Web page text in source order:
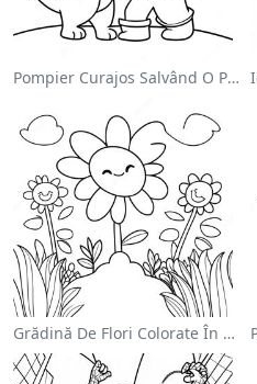
Pompier Curajos Salvând O Pisică - Pagina De Colorat
Grădină De Flori Colorate În Pagină De Colorat